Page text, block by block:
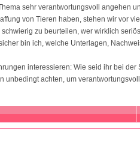
sehr verantwortungsvoll angehen
von Tieren haben, stehen wir vor
zu beurteilen, wer wirklich seriös
bin ich, welche Unterlagen,
interessieren: Wie seid ihr bei der
unbedingt achten, um